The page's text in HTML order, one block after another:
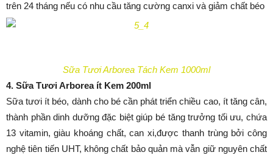
trên 24 tháng nếu có nhu cầu tăng cường canxi và giảm chất béo
Sữa Tươi Arborea Tách Kem 1000ml
4. Sữa Tươi Arborea ít Kem 200ml
Sữa tươi ít béo, dành cho bé cần phát triển chiều cao, ít tăng cân,
thành phần dinh dưỡng đặc biệt giúp bé tăng trưởng tối ưu, chứa
13 vitamin, giàu khoáng chất, can xi,được thanh trùng bởi công
nghệ tiên tiến UHT, không chất bảo quản mà vẫn giữ nguyên chất